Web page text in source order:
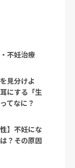
不妊治療
見分けよ
にする「生
てなに？
】不妊にな
？その原因